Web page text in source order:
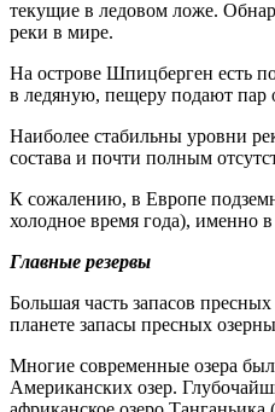
текущие в ледовом ложе.
реки в мире.
На острове Шпицберген есть
в ледяную, пещеру подают пар
Наиболее стабильны уровни
состава и почти полным
К сожалению, в Европе
холодное время года), именно
Главные резервы
Большая часть запасов
планете запасы пресных
Многие современные озера
Американских озер.